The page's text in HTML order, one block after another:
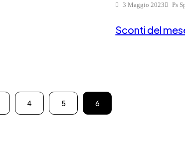
3 Maggio 2023 Ps
Sconti del
4 5 6